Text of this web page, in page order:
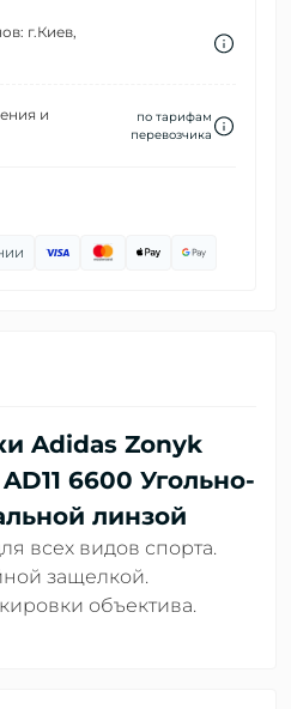
г.Киев,
и
по тарифам
перевозчика
Adidas Zonyk
6600 Угольно-
линзой
всех видов спорта.
защелкой.
объектива.